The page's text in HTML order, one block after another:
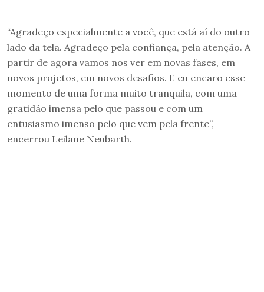
“Agradeço especialmente a você, que está aí do outro
lado da tela. Agradeço pela confiança, pela atenção. A
partir de agora vamos nos ver em novas fases, em
novos projetos, em novos desafios. E eu encaro esse
momento de uma forma muito tranquila, com uma
gratidão imensa pelo que passou e com um
entusiasmo imenso pelo que vem pela frente”,
encerrou Leilane Neubarth.